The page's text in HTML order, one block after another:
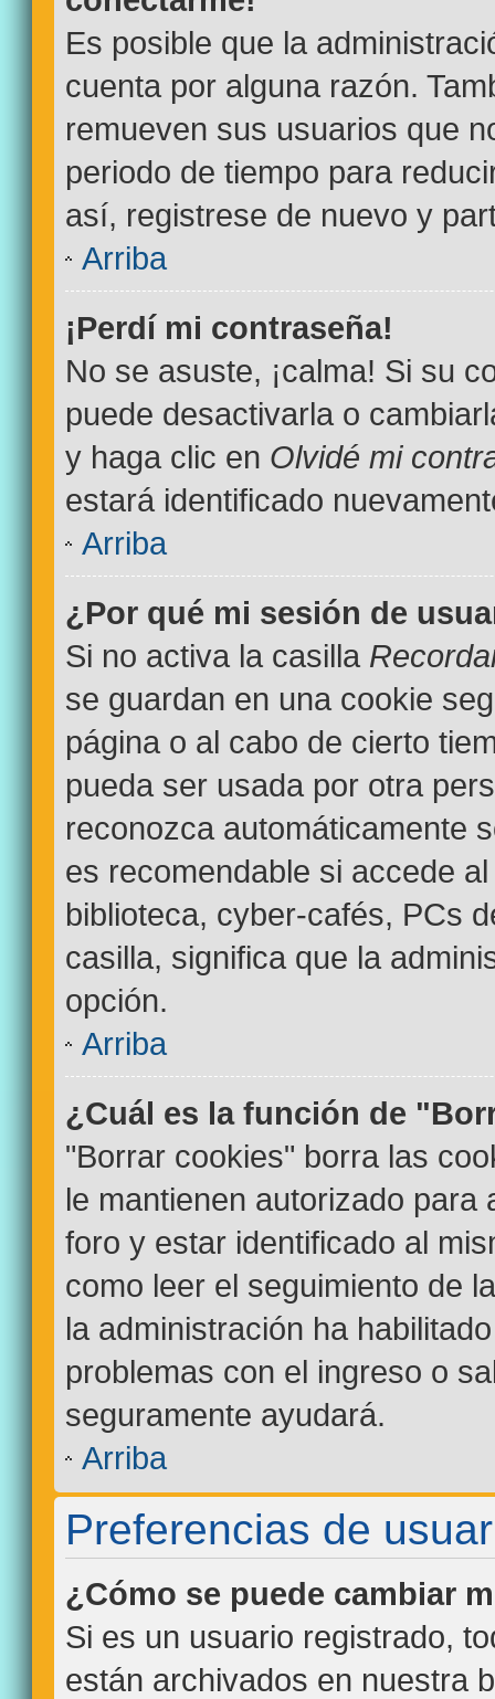
Es posible que la
cuenta por alguna razón.
remueven sus usuarios que
periodo de tiempo para
así, registrese de nuevo y
Arriba
¡Perdí mi contraseña!
No se asuste, ¡calma! Si su
puede desactivarla o
y haga clic en Olvidé mi
estará identificado
Arriba
¿Por qué mi sesión de
Si no activa la casilla
se guardan en una cookie
página o al cabo de cierto
pueda ser usada por otra
reconozca automáticamente
es recomendable si accede
biblioteca, cyber-cafés, PCs
casilla, significa que la
opción.
Arriba
¿Cuál es la función de
"Borrar cookies" borra las
le mantienen autorizado
foro y estar identificado al
como leer el seguimiento de
la administración ha
problemas con el ingreso o
seguramente ayudará.
Arriba
Preferencias de
¿Cómo se puede cambiar
Si es un usuario registrado,
están archivados en nuestra